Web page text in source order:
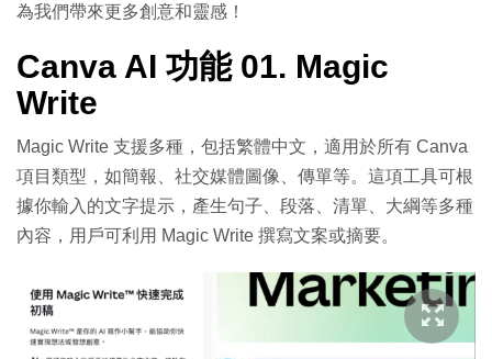
為我們帶來更多創意和靈感！
Canva AI 功能 01. Magic
Write
Magic Write 支援多種，包括繁體中文，適用於所有 Canva
項目類型，如簡報、社交媒體圖像、傳單等。這項工具可根
據你輸入的文字提示，產生句子、段落、清單、大綱等多種
內容，用戶可利用 Magic Write 撰寫文案或摘要。